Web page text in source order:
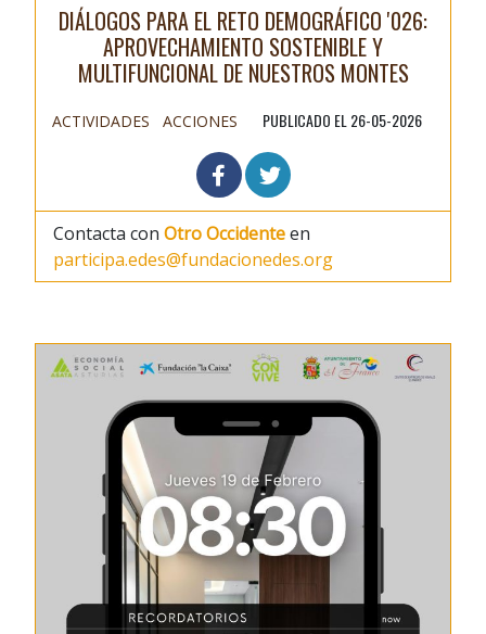
DIÁLOGOS PARA EL RETO DEMOGRÁFICO '026:
APROVECHAMIENTO SOSTENIBLE Y
MULTIFUNCIONAL DE NUESTROS MONTES
ACTIVIDADES ACCIONES PUBLICADO EL 26-05-2026
Contacta con Otro Occidenteen
participa.edes@fundacionedes.org